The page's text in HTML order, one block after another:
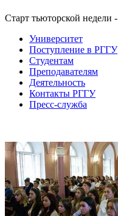
Старт тьюторской недели
Университет
Поступление в РГГУ
Студентам
Преподавателям
Деятельность
Контакты РГГУ
Пресс-служба